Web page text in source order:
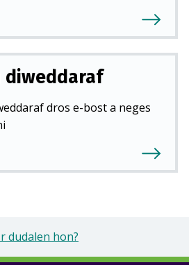
diweddaraf
dros e-bost a neges
dudalen hon?